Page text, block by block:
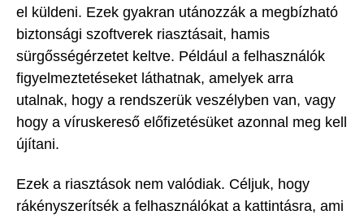
el küldeni. Ezek gyakran utánozzák a megbízható
biztonsági szoftverek riasztásait, hamis
sürgősségérzetet keltve. Például a felhasználók
figyelmeztetéseket láthatnak, amelyek arra
utalnak, hogy a rendszerük veszélyben van, vagy
hogy a víruskereső előfizetésüket azonnal meg kell
újítani.
Ezek a riasztások nem valódiak. Céljuk, hogy
rákényszerítsék a felhasználókat a kattintásra, ami